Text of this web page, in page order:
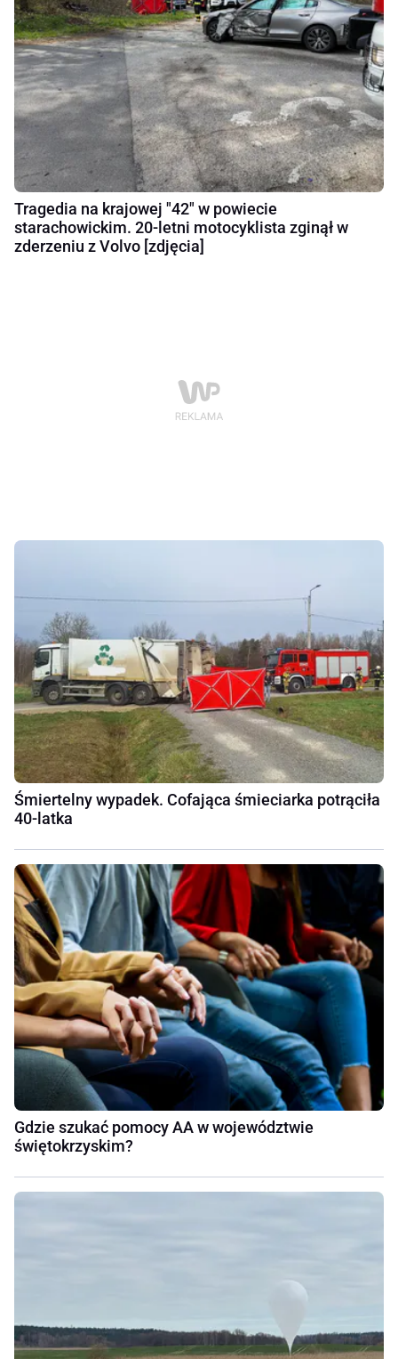
Tragedia na krajowej "42" w powiecie
starachowickim. 20-letni motocyklista zginął w
zderzeniu z Volvo [zdjęcia]
Śmiertelny wypadek. Cofająca śmieciarka potrąciła
40-latka
Gdzie szukać pomocy AA w województwie
świętokrzyskim?